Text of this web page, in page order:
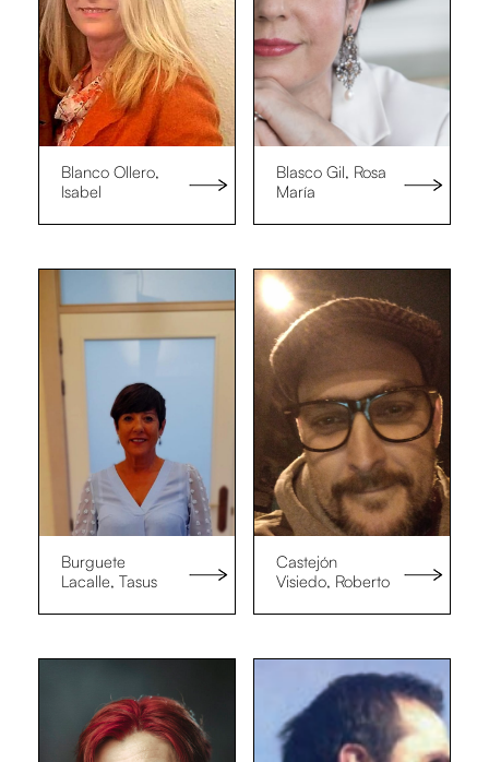
Blanco Ollero,
Isabel
Blasco Gil, Rosa
María
Burguete
Lacalle, Tasus
Castejón
Visiedo, Roberto